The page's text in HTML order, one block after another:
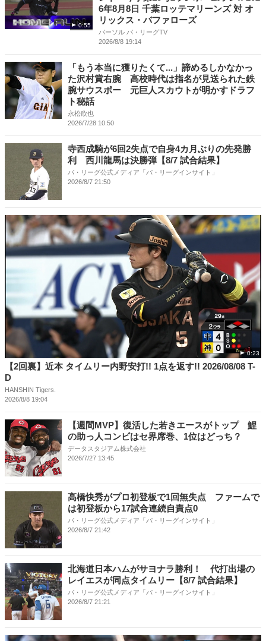
0:55
6年8月8日 千葉ロッテマリーンズ 対 オ
リックス・バファローズ
パーソル パ・リーグTV
2026/8/8 19:14
「もう本当に獲りたくて...」諦めるしかなかっ
た沢村賞右腕 高校時代は指名が見送られた鉄
腕サウスポー 元巨人スカウトが明かすドラフ
ト秘話
永松欣也
2026/7/28 10:50
寺西成騎が6回2失点で自身4カ月ぶりの先発勝
利 西川龍馬は決勝弾【8/7 試合結果】
パ・リーグ公式メディア「パ・リーグインサイト」
2026/8/7 21:50
0:23
【2回裏】近本 タイムリー内野安打!! 1点を返す!! 2026/08/08 T-
D
HANSHIN Tigers.
2026/8/8 19:04
【週間MVP】復活した若きエースがトップ 鯉
の助っ人コンビはセ界席巻、1位はどっち？
データスタジアム株式会社
2026/7/27 13:45
高橋快秀がプロ初登板で1回無失点 ファームで
は初登板から17試合連続自責点0
パ・リーグ公式メディア「パ・リーグインサイト」
2026/8/7 21:42
北海道日本ハムがサヨナラ勝利！ 代打出場の
レイエスが同点タイムリー【8/7 試合結果】
パ・リーグ公式メディア「パ・リーグインサイト」
2026/8/7 21:21